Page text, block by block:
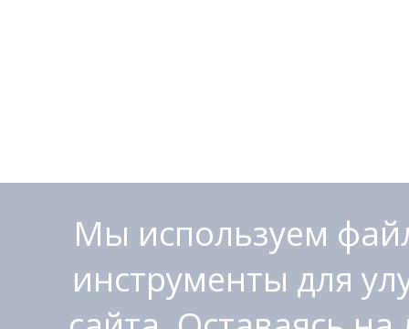
Мы используем
инструменты для